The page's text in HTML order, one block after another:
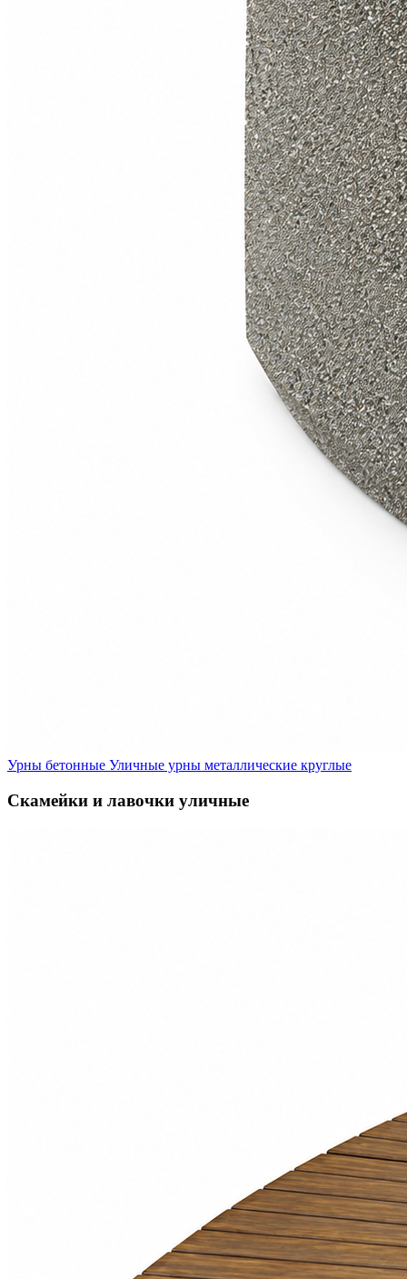
Урны бетонные Уличные урны металлические круглые
Скамейки и лавочки уличные